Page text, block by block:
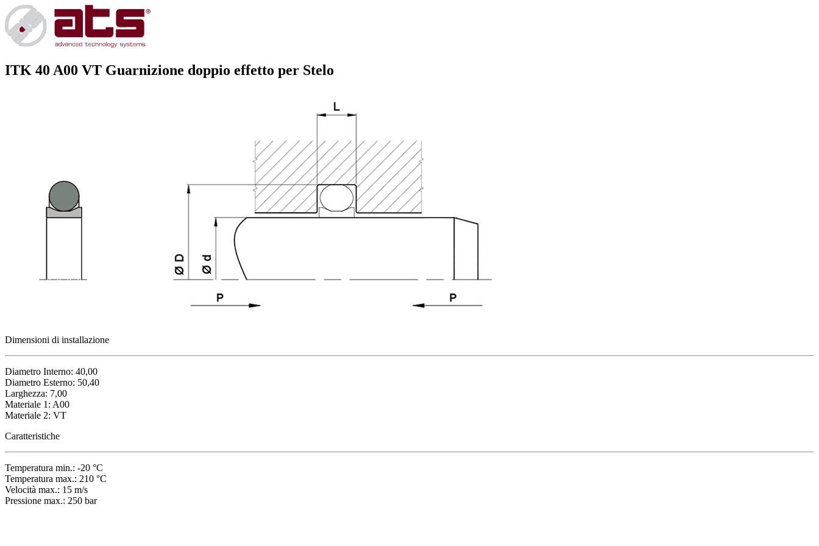
ITK 40 A00 VT Guarnizione doppio effetto per Stelo
Dimensioni di installazione
Diametro Interno: 40,00
Diametro Esterno: 50,40
Larghezza: 7,00
Materiale 1: A00
Materiale 2: VT
Caratteristiche
Temperatura min.: -20 °C
Temperatura max.: 210 °C
Velocità max.: 15 m/s
Pressione max.: 250 bar